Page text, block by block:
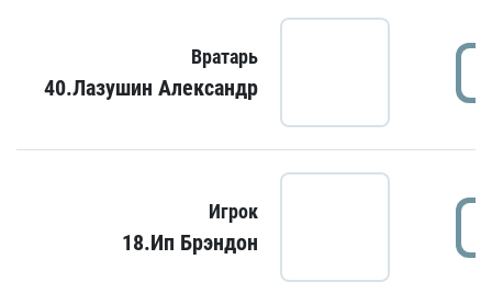
Вратарь
40.Лазушин Александр
Игрок
18.Ип Брэндон